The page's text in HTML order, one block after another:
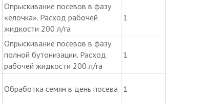
Опрыскивание посевов в фазу
«елочка». Расход рабочей
жидкости 200 л/га
1
Опрыскивание посевов в фазу
полной бутонизации. Расход
рабочей жидкости 200 л/га
1
Обработка семян в день посева 1